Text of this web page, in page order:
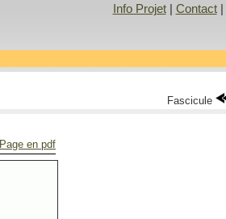
Info Projet| Contact|
Fascicule
Page en pdf